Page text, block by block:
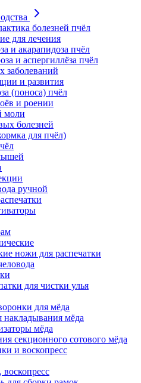
болезней пчёл
для лечения
и акарапидоза пчёл
и аспергиллёза пчёл
заболеваний
и развития
(поноса) пчёл
и роении
моли
болезней
для пчёл)
ручной
ножи для распечатки
для чистки улья
для мёда
накладывания мёда
мёда
секционного сотового мёда
и воскопресс